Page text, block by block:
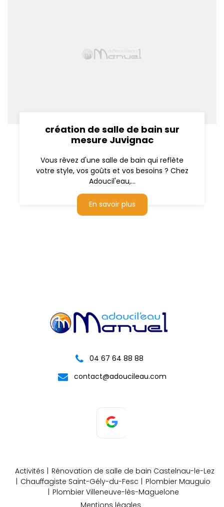
création de salle de bain sur
mesure Juvignac
Vous rêvez d'une salle de bain qui reflète
votre style, vos goûts et vos besoins ? Chez
Adoucil'eau,...
En savoir plus
04 67 64 88 88
contact@adoucileau.com
Activités
Rénovation de salle de bain Castelnau-le-Lez
Chauffagiste Saint-Gély-du-Fesc
Plombier Mauguio
Plombier Villeneuve-lès-Maguelone